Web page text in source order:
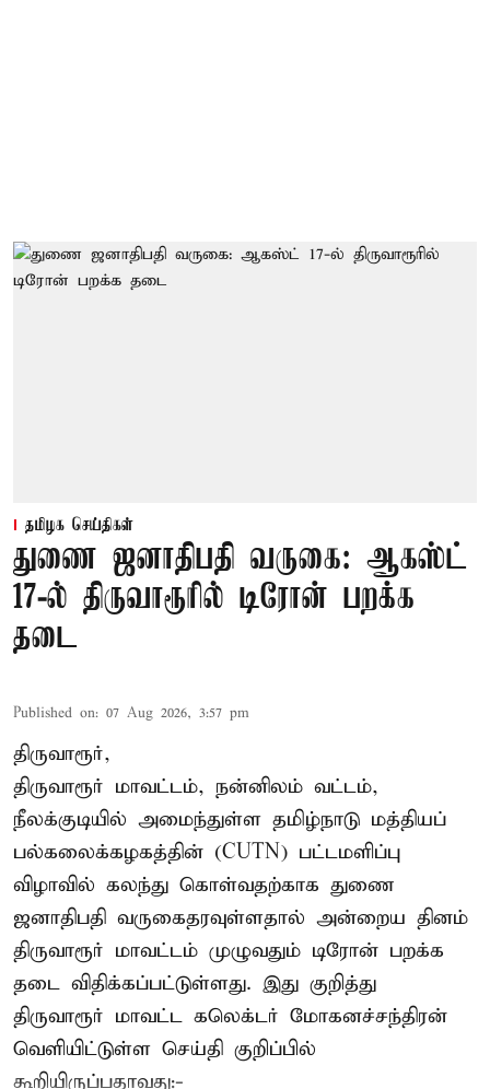
தமிழக செய்திகள்
துணை ஜனாதிபதி வருகை: ஆகஸ்ட்
17-ல் திருவாரூரில் டிரோன் பறக்க
தடை
Published on: 07 Aug 2026, 3:57 pm
திருவாரூர்,
திருவாரூர் மாவட்டம், நன்னிலம் வட்டம்,
நீலக்குடியில் அமைந்துள்ள தமிழ்நாடு மத்தியப்
பல்கலைக்கழகத்தின் (CUTN) பட்டமளிப்பு
விழாவில் கலந்து கொள்வதற்காக துணை
ஜனாதிபதி வருகைதரவுள்ளதால் அன்றைய தினம்
திருவாரூர் மாவட்டம் முழுவதும் டிரோன் பறக்க
தடை விதிக்கப்பட்டுள்ளது. இது குறித்து
திருவாரூர் மாவட்ட கலெக்டர் மோகனச்சந்திரன்
வெளியிட்டுள்ள செய்தி குறிப்பில்
கூறியிருப்பதாவது:-